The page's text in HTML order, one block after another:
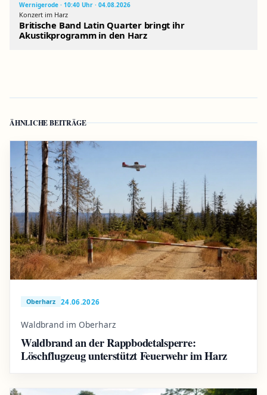
Wernigerode · 10:40 Uhr · 04.08.2026
Konzert im Harz
Britische Band Latin Quarter bringt ihr
Akustikprogramm in den Harz
ÄHNLICHE BEITRÄGE
Oberharz 24.06.2026
Waldbrand im Oberharz
Waldbrand an der Rappbodetalsperre:
Löschflugzeug unterstützt Feuerwehr im Harz